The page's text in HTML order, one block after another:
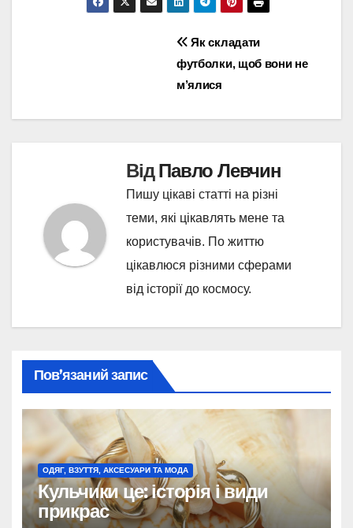
Як складати
футболки, щоб вони не
м’ялися
ВідПавло Левчин
Пишу цікаві статті на різні
теми, які цікавлять мене та
користувачів. По життю
цікавлюся різними сферами
від історії до космосу.
Пов’язаний запис
ОДЯГ, ВЗУТТЯ, АКСЕСУАРИ ТА МОДА
Кульчики це: історія і види
прикрас